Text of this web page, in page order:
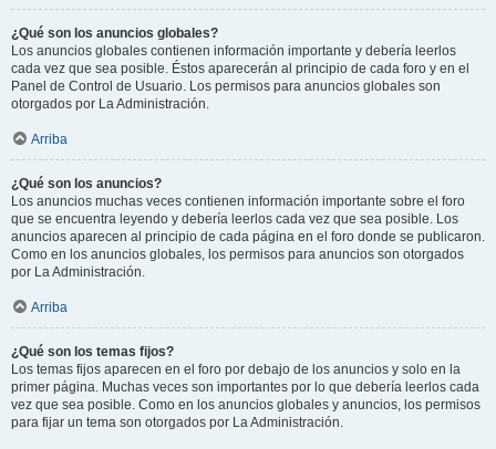
¿Qué son los anuncios globales?
Los anuncios globales contienen información importante y debería leerlos
cada vez que sea posible. Éstos aparecerán al principio de cada foro y en el
Panel de Control de Usuario. Los permisos para anuncios globales son
otorgados por La Administración.
Arriba
¿Qué son los anuncios?
Los anuncios muchas veces contienen información importante sobre el foro
que se encuentra leyendo y debería leerlos cada vez que sea posible. Los
anuncios aparecen al principio de cada página en el foro donde se publicaron.
Como en los anuncios globales, los permisos para anuncios son otorgados
por La Administración.
Arriba
¿Qué son los temas fijos?
Los temas fijos aparecen en el foro por debajo de los anuncios y solo en la
primer página. Muchas veces son importantes por lo que debería leerlos cada
vez que sea posible. Como en los anuncios globales y anuncios, los permisos
para fijar un tema son otorgados por La Administración.